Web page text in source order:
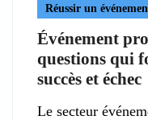
Réussir un
Événement
questions qui
succès et échec
Le secteur